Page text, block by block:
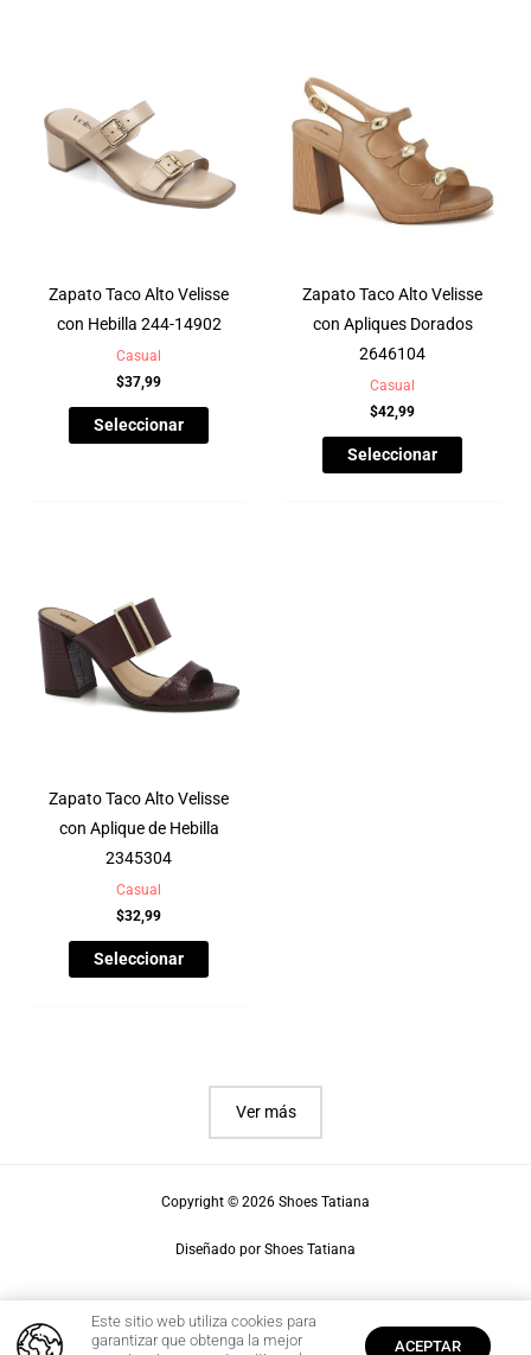
Zapato Taco Alto Velisse
con Hebilla 244-14902
Casual
$37,99
Seleccionar
Zapato Taco Alto Velisse
con Apliques Dorados
2646104
Casual
$42,99
Seleccionar
Zapato Taco Alto Velisse
con Aplique de Hebilla
2345304
Casual
$32,99
Seleccionar
Ver más
Copyright © 2026 Shoes Tatiana
Diseñado por Shoes Tatiana
Este sitio web utiliza cookies para
garantizar que obtenga la mejor
ACEPTAR